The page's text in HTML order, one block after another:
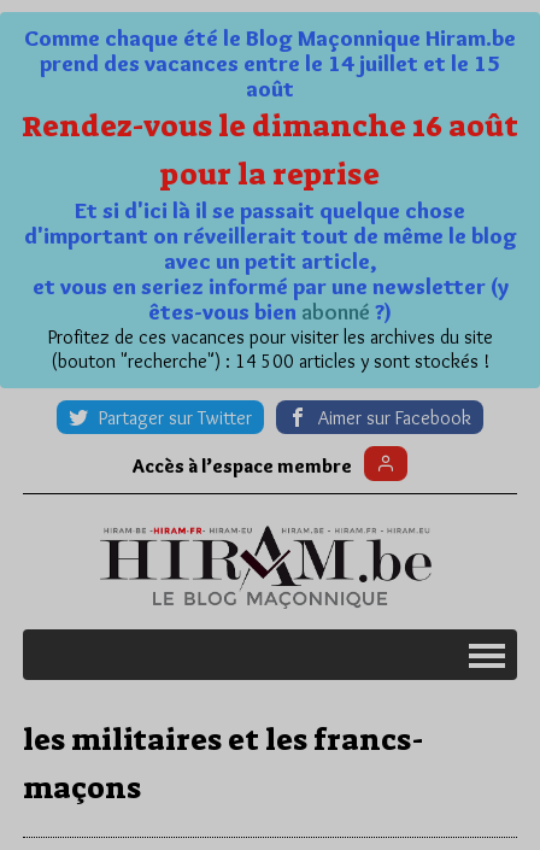
Comme chaque été le Blog Maçonnique Hiram.be
prend des vacances entre le 14 juillet et le 15
août
Rendez-vous le dimanche 16 août
pour la reprise
Et si d'ici là il se passait quelque chose
d'important on réveillerait tout de même le blog
avec un petit article,
et vous en seriez informé par une newsletter (y
êtes-vous bien abonné ?)
Profitez de ces vacances pour visiter les archives du site
(bouton "recherche") : 14 500 articles y sont stockés !
Partager sur Twitter Aimer sur Facebook
Accès à l’espace membre
les militaires et les francs-
maçons